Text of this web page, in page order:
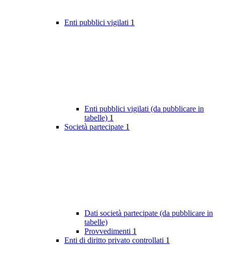
Enti pubblici vigilati 1
Enti pubblici vigilati (da pubblicare in
tabelle) 1
Società partecipate 1
Dati società partecipate (da pubblicare in
tabelle)
Provvedimenti 1
Enti di diritto privato controllati 1